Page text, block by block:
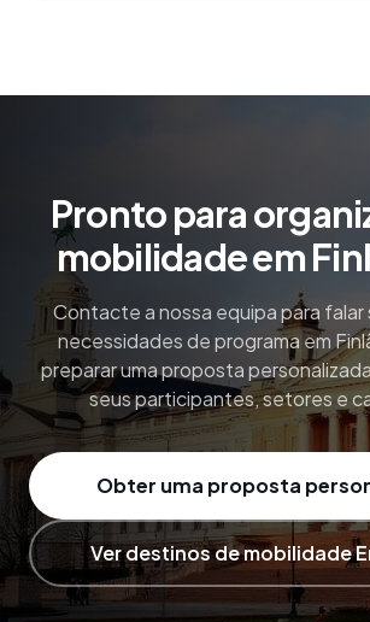
Pronto para
mobilidade em
Contacte a nossa equipa para falar
necessidades de programa em
preparar uma proposta
seus participantes, setores e
Obter uma proposta
Ver destinos de mobilidade